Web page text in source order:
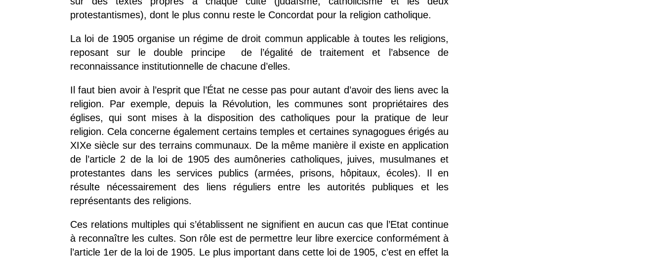
protestantismes), dont le plus connu reste le Concordat pour la religion catholique.
La loi de 1905 organise un régime de droit commun applicable à toutes les religions,
reposant sur le double principe de l’égalité de traitement et l’absence de
reconnaissance institutionnelle de chacune d’elles.
Il faut bien avoir à l’esprit que l’État ne cesse pas pour autant d’avoir des liens avec la
religion. Par exemple, depuis la Révolution, les communes sont propriétaires des
églises, qui sont mises à la disposition des catholiques pour la pratique de leur
religion. Cela concerne également certains temples et certaines synagogues érigés au
XIXe siècle sur des terrains communaux. De la même manière il existe en application
de l’article 2 de la loi de 1905 des aumôneries catholiques, juives, musulmanes et
protestantes dans les services publics (armées, prisons, hôpitaux, écoles). Il en
résulte nécessairement des liens réguliers entre les autorités publiques et les
représentants des religions.
Ces relations multiples qui s’établissent ne signifient en aucun cas que l’Etat continue
à reconnaître les cultes. Son rôle est de permettre leur libre exercice conformément à
l’article 1erde la loi de 1905. Le plus important dans cette loi de 1905, c’est en effet la